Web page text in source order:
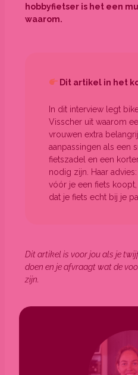
hobbyfietser is het een
waarom.
Dit artikel in het
In dit interview legt
Visscher uit waarom
vrouwen extra
aanpassingen als een
fietszadel en een
nodig zijn. Haar
vóór je een fiets
dat je fiets echt bij je
Dit artikel is voor jou als je
doen en je afvraagt wat de
zijn.